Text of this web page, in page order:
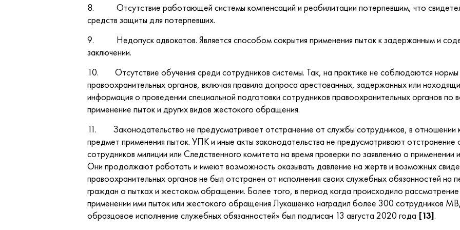
8. Отсутствие работающей системы компенсаций и реабилитации потерпевшим, что
средств защиты для потерпевших.
9. Недопуск адвокатов. Является способом сокрытия применения пыток к задержанным и
заключении.
10. Отсутствие обучения среди сотрудников системы. Так, на практике не соблюдаются нормы
правоохранительных органов, включая правила допроса арестованных, задержанных или
информация о проведении специальной подготовки сотрудников правоохранительных органов
применение пыток и других видов жестокого обращения.
11. Законодательство не предусматривает отстранение от службы сотрудников, в отношении
предмет применения пыток. УПК и иные акты законодательства не предусматривают отстранение
сотрудников милиции или Следственного комитета на время проверки по заявлению о
Они продолжают работать и имеют возможность оказывать давление на жертв и возможных
правоохранительных органов не был отстранен от исполнения своих служебных обязанностей на
граждан о пытках и жестоком обращении. Более того, в период когда происходило
применении ими пыток или жестокого обращения Лукашенко наградил более 300 сотрудников
образцовое исполнение служебных обязанностей» был подписан 13 августа 2020 года [13].